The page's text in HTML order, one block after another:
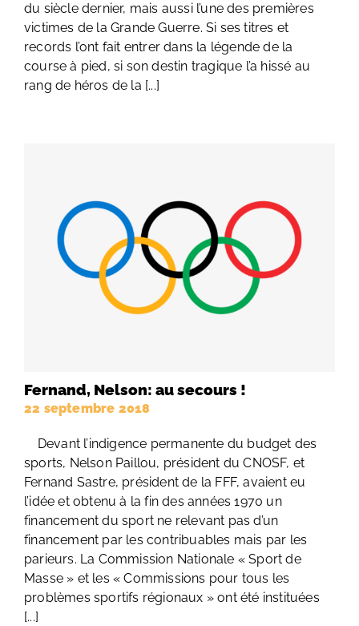
du siècle dernier, mais aussi l’une des premières
victimes de la Grande Guerre. Si ses titres et
records l’ont fait entrer dans la légende de la
course à pied, si son destin tragique l’a hissé au
rang de héros de la [...]
Fernand, Nelson: au secours !
22 septembre 2018
Devant l’indigence permanente du budget des
sports, Nelson Paillou, président du CNOSF, et
Fernand Sastre, président de la FFF, avaient eu
l’idée et obtenu à la fin des années 1970 un
financement du sport ne relevant pas d’un
financement par les contribuables mais par les
parieurs. La Commission Nationale « Sport de
Masse » et les « Commissions pour tous les
problèmes sportifs régionaux » ont été instituées
[...]